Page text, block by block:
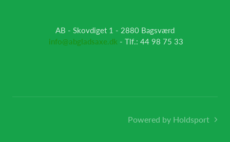
AB - Skovdiget 1 - 2880 Bagsværd
info@abgladsaxe.dk - Tlf.: 44 98 75 33
Powered by Holdsport